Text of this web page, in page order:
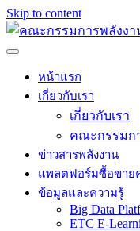
Skip to content
หน้าแรก
เกี่ยวกับเรา
เกี่ยวกับเรา
คณะกรรมก
ข่าวสารพลังงาน
แพลตฟอร์มซื้อขาย
ข้อมูลและความรู้
Big Data
ETC E-